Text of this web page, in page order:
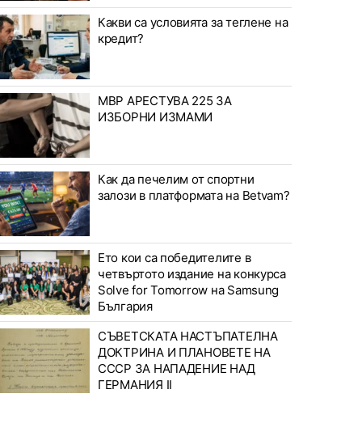
Какви са условията за теглене на
кредит?
МВР АРЕСТУВА 225 ЗА
ИЗБОРНИ ИЗМАМИ
Как да печелим от спортни
залози в платформата на Betvam?
Ето кои са победителите в
четвъртото издание на конкурса
Solve for Tomorrow на Samsung
България
СЪВЕТСКАТА НАСТЪПАТЕЛНА
ДОКТРИНА И ПЛАНОВЕТЕ НА
СССР ЗА НАПАДЕНИЕ НАД
ГЕРМАНИЯ II